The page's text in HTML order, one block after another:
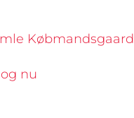
Købmandsgaard
nu